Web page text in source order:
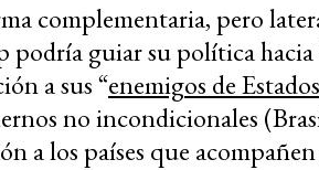
complementaria, pero
podría guiar su política
a sus “enemigos de
no incondicionales
a los países que